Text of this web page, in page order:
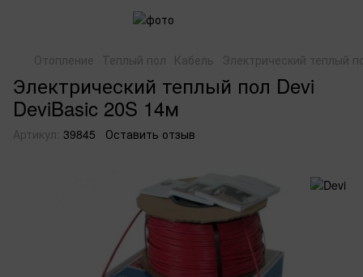
Отопление Теплый пол Кабель Электрический теплый
Электрический теплый пол Devi
DeviBasic 20S 14м
Артикул: 39845 Оставить отзыв